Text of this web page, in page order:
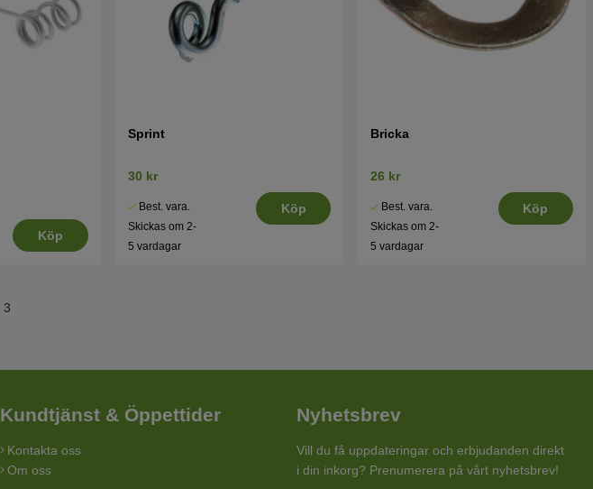
Köp
Sprint
30 kr
Best. vara.
Skickas om 2-
5 vardagar
Köp
Bricka
26 kr
Best. vara.
Skickas om 2-
5 vardagar
Köp
3
Kundtjänst & Öppettider
Kontakta oss
Om oss
Nyhetsbrev
Vill du få uppdateringar och erbjudanden direkt
i din inkorg? Prenumerera på vårt nyhetsbrev!